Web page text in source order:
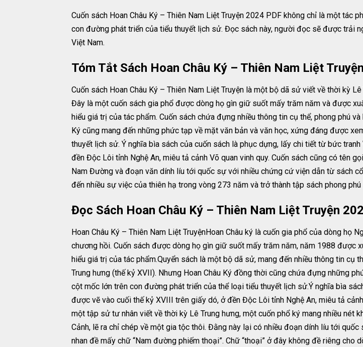
Cuốn sách Hoan Châu Ký – Thiên Nam Liệt Truyện 2024 PDF không chỉ là một tác
con đường phát triển của tiểu thuyết lịch sử. Đọc sách này, người đọc sẽ được trải
Việt Nam.
Tóm Tắt Sách Hoan Châu Ký – Thiên Nam Liệt
Cuốn sách Hoan Châu Ký – Thiên Nam Liệt Truyện là một bộ dã sử viết về thời kỳ
Đây là một cuốn sách gia phổ được dòng họ gìn giữ suốt mấy trăm năm và được
hiểu giá trị của tác phẩm. Cuốn sách chứa đựng nhiều thông tin cụ thể, phong phú
Ký cũng mang đến những phức tạp về mặt văn bản và văn học, xứng đáng được
thuyết lịch sử. Ý nghĩa bìa sách của cuốn sách là phục dựng, lấy chi tiết từ bức
đền Độc Lôi tỉnh Nghệ An, miêu tả cảnh Võ quan vinh quy. Cuốn sách cũng có tên
Nam Đường và đoạn văn dính líu tới quốc sự với nhiều chứng cứ viện dẫn từ sách
đến nhiều sự việc của thiên hạ trong vòng 273 năm và trở thành tập sách phong phú
Đọc Sách Hoan Châu Ký – Thiên Nam Liệt Truyện
Hoan Châu Ký – Thiên Nam Liệt TruyệnHoan Châu ký là cuốn gia phổ của dòng họ
chương hồi. Cuốn sách được dòng họ gìn giữ suốt mấy trăm năm, năm 1988
hiểu giá trị của tác phẩm.Quyển sách là một bộ dã sử, mang đến nhiều thông tin
Trung hưng (thế kỷ XVII). Nhưng Hoan Châu Ký đồng thời cũng chứa đựng những
cột mốc lớn trên con đường phát triển của thể loại tiểu thuyết lịch sử.Ý nghĩa bìa
được vẽ vào cuối thế kỷ XVIII trên giấy dó, ở đền Độc Lôi tỉnh Nghệ An, miêu tả
một tập sử tư nhân viết về thời kỳ Lê Trung hưng, một cuốn phổ ký mang nhiều nét
Cảnh, lẽ ra chỉ chép về một gia tộc thôi. Đằng này lại có nhiều đoạn dính líu tới
nhan đề mấy chữ “Nam đường phiếm thoại”. Chữ “thoại” ở đây không đề riêng